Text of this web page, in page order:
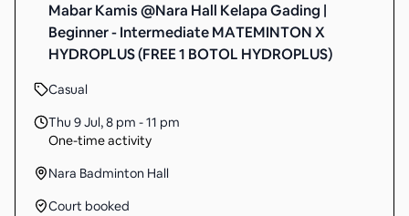
Mabar Kamis @Nara Hall Kelapa Gading |
Beginner - Intermediate MATEMINTON X
HYDROPLUS (FREE 1 BOTOL HYDROPLUS)
Casual
Thu 9 Jul,8 pm - 11 pm
One-time activity
Nara Badminton Hall
Court booked